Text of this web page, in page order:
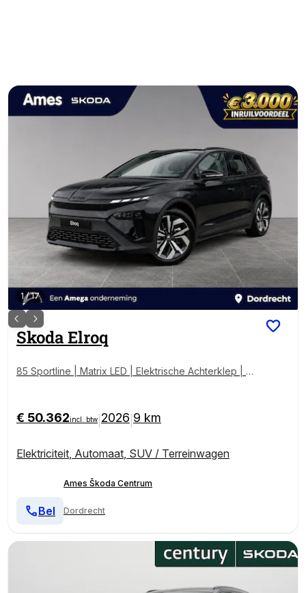
1/17
SkodaElroq
85 Sportline | Matrix LED | Elektrische Achterklep | St
€ 50.362incl. btw 2026 9 km
Elektriciteit, Automaat, SUV / Terreinwagen
Ames Škoda Centrum
Dordrecht
Bel